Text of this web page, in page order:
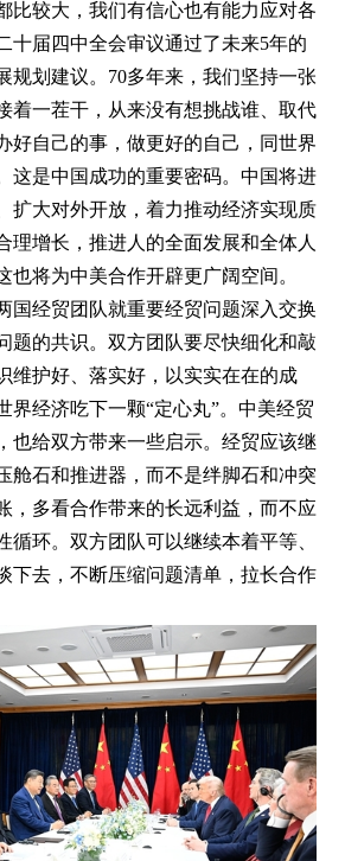
比较大，我们有信心也有能力应对各
十届四中全会审议通过了未来5年的
规划建议。70多年来，我们坚持一张
着一茬干，从来没有想挑战谁、取代
好自己的事，做更好的自己，同世界
这是中国成功的重要密码。中国将进
扩大对外开放，着力推动经济实现质
理增长，推进人的全面发展和全体人
也将为中美合作开辟更广阔空间。
国经贸团队就重要经贸问题深入交换
题的共识。双方团队要尽快细化和敲
维护好、落实好，以实实在在的成
界经济吃下一颗“定心丸”。中美经贸
也给双方带来一些启示。经贸应该继
舱石和推进器，而不是绊脚石和冲突
，多看合作带来的长远利益，而不应
循环。双方团队可以继续本着平等、
下去，不断压缩问题清单，拉长合作